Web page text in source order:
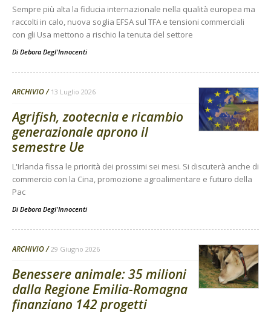
Sempre più alta la fiducia internazionale nella qualità europea ma
raccolti in calo, nuova soglia EFSA sul TFA e tensioni commerciali
con gli Usa mettono a rischio la tenuta del settore
Di Debora Degl'Innocenti
ARCHIVIO 13 Luglio 2026
Agrifish, zootecnia e ricambio
generazionale aprono il
semestre Ue
L'Irlanda fissa le priorità dei prossimi sei mesi. Si discuterà anche di
commercio con la Cina, promozione agroalimentare e futuro della
Pac
Di Debora Degl'Innocenti
ARCHIVIO 29 Giugno 2026
Benessere animale: 35 milioni
dalla Regione Emilia-Romagna
finanziano 142 progetti